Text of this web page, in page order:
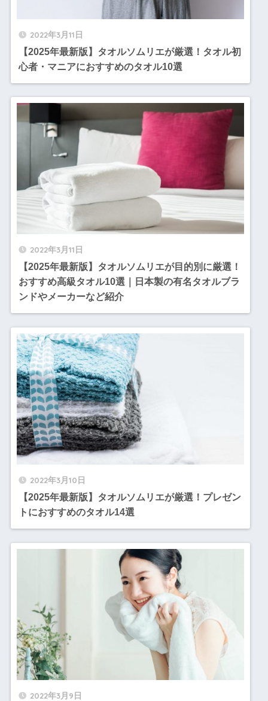
2022年3月11日
【2025年最新版】タオルソムリエが厳選！タオル初
心者・マニアにおすすめのタオル10選
2022年3月11日
【2025年最新版】タオルソムリエが目的別に厳選！
おすすめ高級タオル10選｜日本製の有名タオルブラ
ンドやメーカーなど紹介
2022年3月10日
【2025年最新版】タオルソムリエが厳選！プレゼン
トにおすすめのタオル14選
2022年3月9日